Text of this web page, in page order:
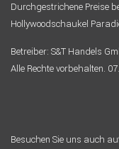
Durchgestrichene Preise
Hollywoodschaukel
Betreiber: S&T Handels
Alle Rechte vorbehalten.
Besuchen Sie uns auch